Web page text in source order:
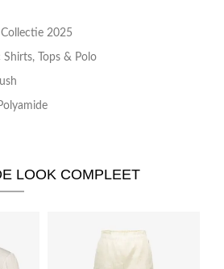
2025
Shirts, Tops & Polo
LOOK COMPLEET